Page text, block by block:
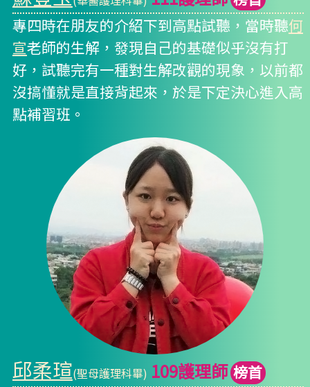
專四時在朋友的介紹下到高點試聽，當時聽何
宣老師的生解，發現自己的基礎似乎沒有打
好，試聽完有一種對生解改觀的現象，以前都
沒搞懂就是直接背起來，於是下定決心進入高
點補習班。
邱柔瑄(聖母護理科畢) 109護理師 榜首